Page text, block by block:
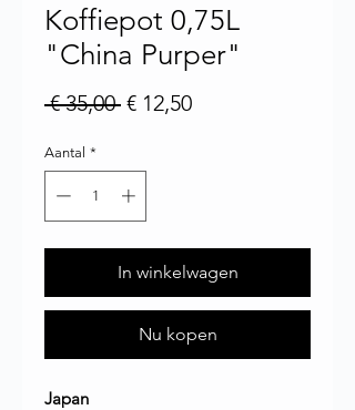
Koffiepot 0,75L
"China Purper"
€ 35,00 Normale prijs
€ 12,50Verkoopprijs
Aantal *
In winkelwagen
Nu kopen
Japan